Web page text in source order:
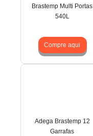
Brastemp Multi Portas
540L
Compre aqui
Adega Brastemp 12
Garrafas